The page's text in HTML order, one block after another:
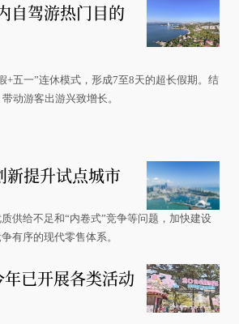
自驾游热门目的
+五一”连休模式，形成7至8天的超长假期。结
动游客出游兴致增长。
新提升试点城市
供给不足和“内卷式”竞争等问题，加快建设
有序的现代零售体系。
已开展各类活动